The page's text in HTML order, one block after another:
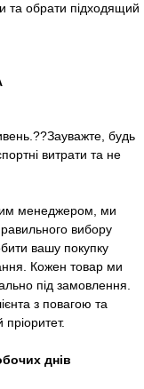
та обрати підходящий
будь
витрати та не
менеджером, ми
вибору
вашу покупку
Кожен товар ми
під замовлення.
з повагою та
днів